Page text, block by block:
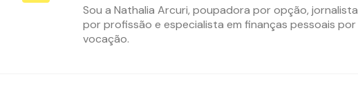
Sou a Nathalia Arcuri, poupadora por opção, jornalista
por profissão e especialista em finanças pessoais por
vocação.